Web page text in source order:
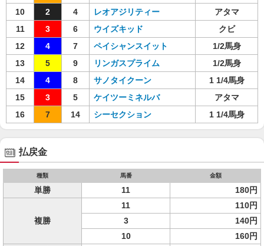
10
2 4 レオアジリティー
アタマ
11
3 6 ウイズキッド
クビ
12
4 7 ペイシャンスイット
1/2馬身
13
5 9 リンガスプライム
1/2馬身
14
4 8 サノタイクーン
1 1/4馬身
15
3 5 ケイツーミネルバ
アタマ
16
7 14 シーセクション 1 1/4馬身
払戻金
種類 馬番 金額
単勝 11 180円
複勝
11
110円
3
140円
10
160円